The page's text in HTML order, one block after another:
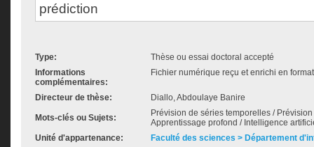
prédiction
Type:
Thèse ou essai doctoral accepté
Informations
complémentaires:
Fichier numérique reçu et enrichi en
Directeur de thèse: Diallo, Abdoulaye Banire
Mots-clés ou Sujets:
Prévision de séries temporelles /
Apprentissage profond / Intelligence
Unité d'appartenance:
Faculté des sciences > Département